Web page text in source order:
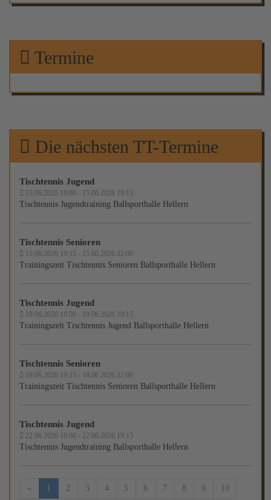
Termine
Die nächsten TT-Termine
Tischtennis Jugend
15.06.2026 18:00 - 15.06.2026 19:15
Tischtennis Jugendtraining Ballsporthalle Hellern
Tischtennis Senioren
15.06.2026 19:15 - 15.06.2026 22:00
Trainingszeit Tischtennis Senioren Ballsporthalle Hellern
Tischtennis Jugend
19.06.2026 18:00 - 19.06.2026 19:15
Trainingszeit Tischtennis Jugend Ballsporthalle Hellern
Tischtennis Senioren
19.06.2026 19:15 - 19.06.2026 22:00
Trainingszeit Tischtennis Senioren Ballsporthalle Hellern
Tischtennis Jugend
22.06.2026 18:00 - 22.06.2026 19:15
Tischtennis Jugendtraining Ballsporthalle Hellern
« 1 2 3 4 5 6 7 8 9 10